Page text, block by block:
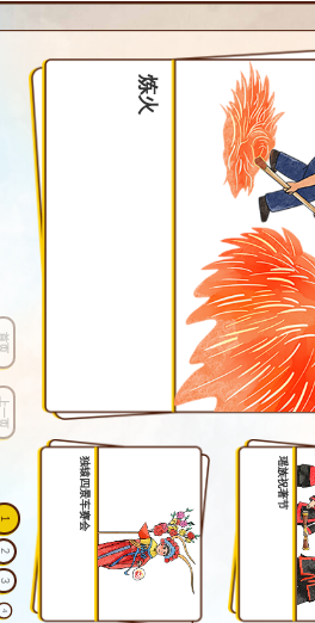
1
2
3
4
炼火
瑶族祝著节
独辕四景车赛会
页
页